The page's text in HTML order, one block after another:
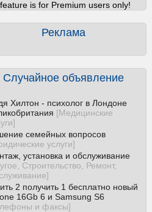
is for Premium users only!
Реклама
Случайное объявление
Хилтон - психолог в Лондоне
[Медицинские
]
семейных вопросов
услуги]
установка и обслуживание
Строительство, Ремонт,
]
2 получить 1 бесплатно новый
16Gb 6 и Samsung S6
и факсы]